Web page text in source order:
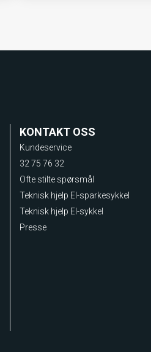
KONTAKT OSS
Kundeservice
32 75 76 32
Ofte stilte spørsmål
Teknisk hjelp El-sparkesykkel
Teknisk hjelp El-sykkel
Presse